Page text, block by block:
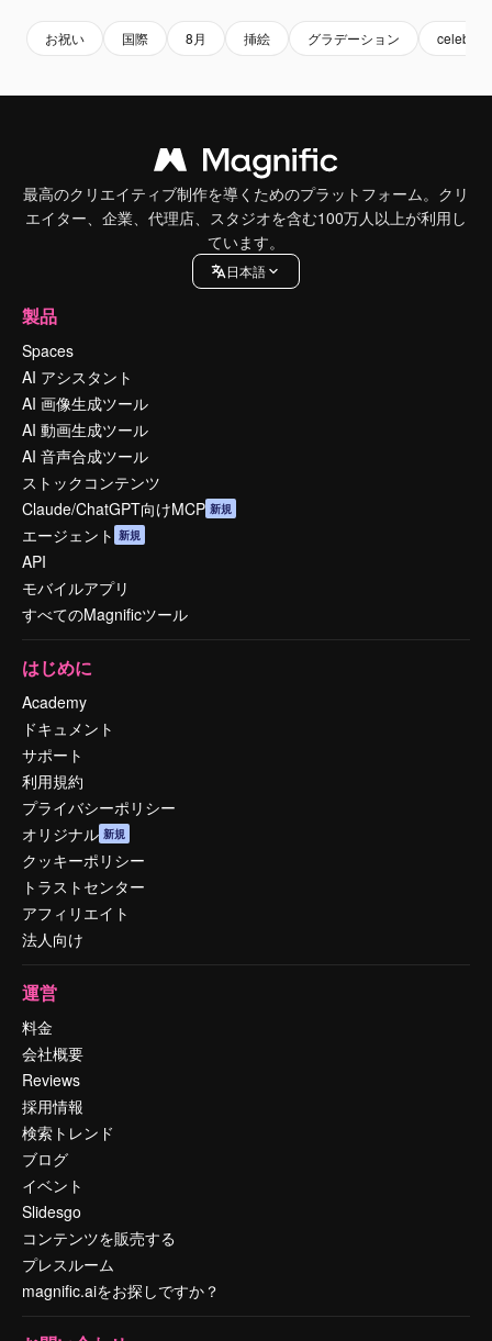
お祝い 国際 8月 挿絵 グラデーション celebrate
最高のクリエイティブ制作を導くためのプラットフォーム。クリ
エイター、企業、代理店、スタジオを含む100万人以上が利用し
ています。
日本語
製品
Spaces
AI アシスタント
AI 画像生成ツール
AI 動画生成ツール
AI 音声合成ツール
ストックコンテンツ
Claude/ChatGPT向けMCP 新規
エージェント 新規
API
モバイルアプリ
すべてのMagnificツール
はじめに
Academy
ドキュメント
サポート
利用規約
プライバシーポリシー
オリジナル 新規
クッキーポリシー
トラストセンター
アフィリエイト
法人向け
運営
料金
会社概要
Reviews
採用情報
検索トレンド
ブログ
イベント
Slidesgo
コンテンツを販売する
プレスルーム
magnific.aiをお探しですか？